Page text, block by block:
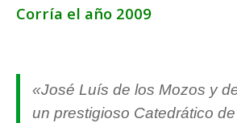
Corría el año 2009
«José Luís de los Mozos y
un prestigioso Catedrático